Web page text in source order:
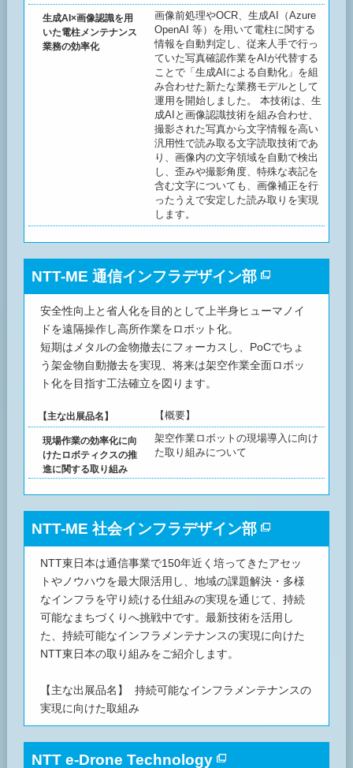
生成AI×画像認識を用
いた電柱メンテナンス
業務の効率化
画像前処理やOCR、生成AI（Azure
OpenAI 等）を用いて電柱に関する
情報を自動判定し、従来人手で行っ
ていた写真確認作業をAIが代替する
ことで「生成AIによる自動化」を組
み合わせた新たな業務モデルとして
運用を開始しました。 本技術は、生
成AIと画像認識技術を組み合わせ、
撮影された写真から文字情報を高い
汎用性で読み取る文字読取技術であ
り、画像内の文字領域を自動で検出
し、歪みや撮影角度、特殊な表記を
含む文字についても、画像補正を行
ったうえで安定した読み取りを実現
します。
NTT-ME 通信インフラデザイン部
安全性向上と省人化を目的として上半身ヒューマノイ
ドを遠隔操作し高所作業をロボット化。
短期はメタルの金物撤去にフォーカスし、PoCでちょ
う架金物自動撤去を実現、将来は架空作業全面ロボッ
ト化を目指す工法確立を図ります。
【主な出展品名】 【概要】
現場作業の効率化に向
けたロボティクスの推
進に関する取り組み
架空作業ロボットの現場導入に向け
た取り組みについて
NTT-ME 社会インフラデザイン部
NTT東日本は通信事業で150年近く培ってきたアセッ
トやノウハウを最大限活用し、地域の課題解決・多様
なインフラを守り続ける仕組みの実現を通じて、持続
可能なまちづくりへ挑戦中です。最新技術を活用し
た、持続可能なインフラメンテナンスの実現に向けた
NTT東日本の取り組みをご紹介します。
【主な出展品名】 持続可能なインフラメンテナンスの
実現に向けた取組み
NTT e-Drone Technology